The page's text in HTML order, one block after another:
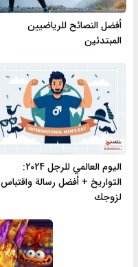
أفضل النصائح للرياضيين
المبتدئين
اليوم العالمي للرجل 2024:
التواريخ + أفضل رسالة واقتباس
لزوجك